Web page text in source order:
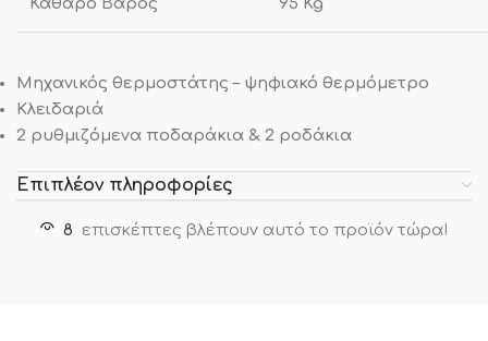
Καθαρό Βάρος 95 Kg
Μηχανικός θερμοστάτης – ψηφιακό θερμόμετρο
Κλειδαριά
2 ρυθμιζόμενα ποδαράκια & 2 ροδάκια
Επιπλέον πληροφορίες
8 επισκέπτες βλέπουν αυτό το προϊόν τώρα!